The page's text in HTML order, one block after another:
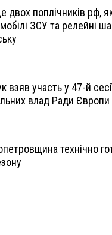
поплічників рф,
ЗСУ та релейні
взяв участь у 47-й
влад Ради Європи
технічно